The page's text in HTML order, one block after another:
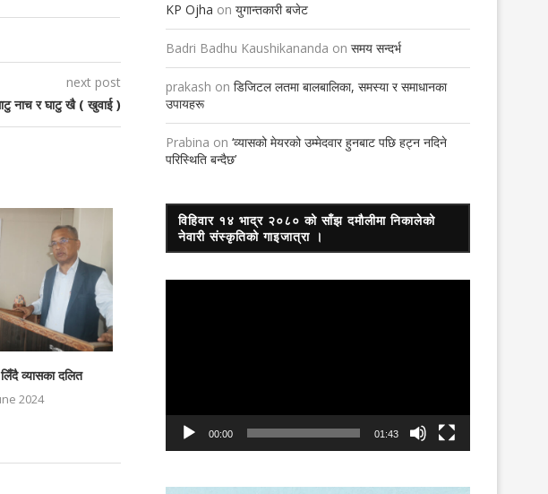
next post
नाच र घाटु खै ( खुवाई )
व्यासका दलित
2024
KP Ojha on युगान्तकारी बजेट
Badri Badhu Kaushikananda on समय सन्दर्भ
prakash on डिजिटल लतमा बालबालिका, समस्या र समाधानका
उपायहरू
Prabina on ‘व्यासको मेयरको उम्मेदवार हुनबाट पछि हट्न नदिने
परिस्थिति बन्दैछ’
विहिवार १४ भाद्र २०८० को साँझ दमौलीमा निकालेको
नेवारी संस्कृतिको गाइजात्रा ।
00:00 01:43